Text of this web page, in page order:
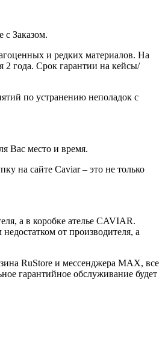
с Заказом.
и редких материалов. На
2 года. Срок гарантии на кейсы/
по устранению неполадок с
Вас место и время.
на сайте Caviar – это не только
а в коробке ателье CAVIAR.
от производителя, а
RuStore и мессенджера MAX, все
гарантийное обслуживание будет